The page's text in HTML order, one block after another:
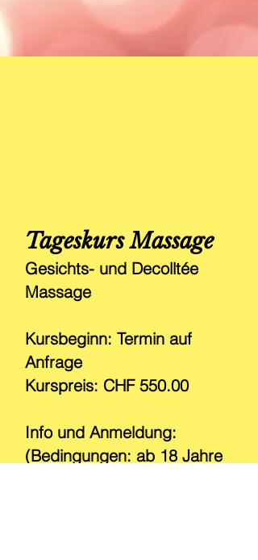
Tageskurs Massage
Gesichts- und Decolltée
Massage
Kursbeginn: Termin auf
Anfrage
Kurspreis: CHF 550.00
Info und Anmeldung:
(Bedingungen: ab 18 Jahre